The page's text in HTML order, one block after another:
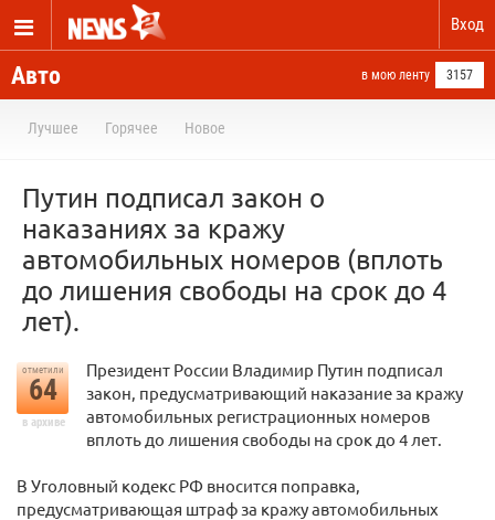
Вход
Авто в мою ленту 3157
Лучшее Горячее Новое
Путин подписал закон о
наказаниях за кражу
автомобильных номеров (вплоть
до лишения свободы на срок до 4
лет).
отметили
64
в архиве
Президент России Владимир Путин подписал
закон, предусматривающий наказание за кражу
автомобильных регистрационных номеров
вплоть до лишения свободы на срок до 4 лет.
В Уголовный кодекс РФ вносится поправка,
предусматривающая штраф за кражу автомобильных